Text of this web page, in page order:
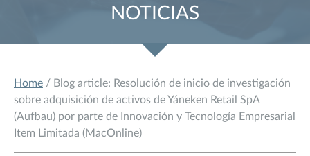
NOTICIAS
Home / Blog article: Resolución de inicio de investigación
sobre adquisición de activos de Yáneken Retail SpA
(Aufbau) por parte de Innovación y Tecnología Empresarial
Item Limitada (MacOnline)